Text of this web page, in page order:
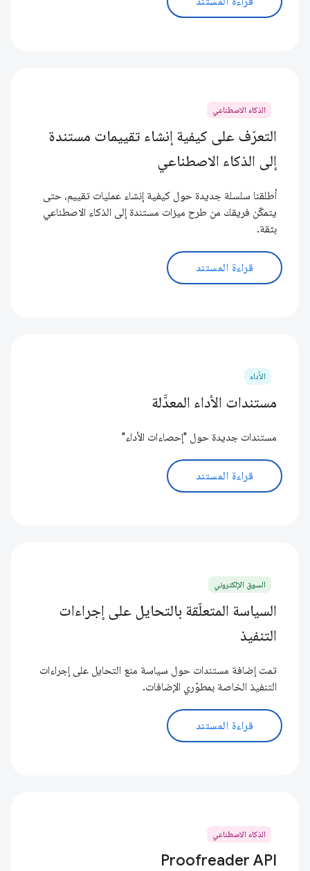
الذكاء الاصطناعي
التعرّف على كيفية إنشاء تقييمات مستندة
إلى الذكاء الاصطناعي
أطلقنا سلسلة جديدة حول كيفية إنشاء عمليات تقييم، حتى
يتمكّن فريقك من طرح ميزات مستندة إلى الذكاء الاصطناعي
بثقة.
قراءة المستند
الأداء
مستندات الأداء المعدَّلة
مستندات جديدة حول "إحصاءات الأداء"
قراءة المستند
السوق الإلكتروني
السياسة المتعلّقة بالتحايل على إجراءات
التنفيذ
تمت إضافة مستندات حول سياسة منع التحايل على إجراءات
التنفيذ الخاصة بمطوّري الإضافات.
قراءة المستند
الذكاء الاصطناعي
Proofreader API